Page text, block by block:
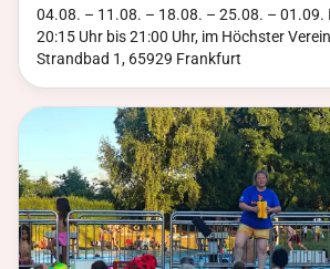
04.08. – 11.08. – 18.08. – 25.08. – 01.09.
20:15 Uhr bis 21:00 Uhr, im Höchster
Strandbad 1, 65929 Frankfurt